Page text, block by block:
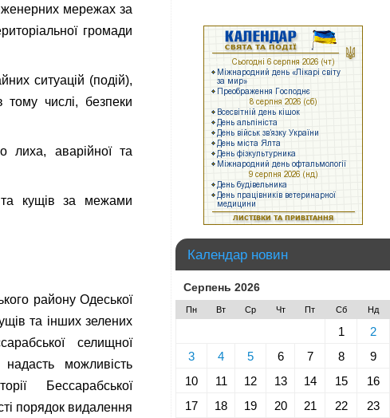
мережах за
громади
ситуацій (подій),
тому числі, безпеки
лиха, аварійної та
та кущів за межами
району Одеської
та інших зелених
селищної
можливість
Бессарабської
порядок видалення
Календар новин
Серпень 2026
Пн Вт Ср Чт Пт Сб Нд
1
2
3
4 5 6 7 8
9
10
11 12 13 14 15
16
17
18 19 20 21 22
23